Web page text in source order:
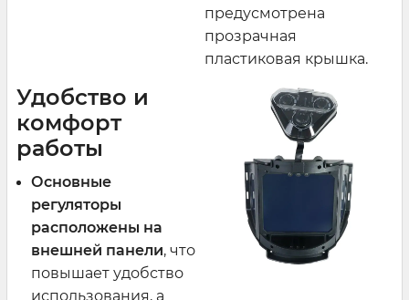
предусмотрена
прозрачная
пластиковая крышка.
Удобство и
комфорт
работы
Основные
регуляторы
расположены на
внешней панели, что
повышает удобство
использования, а